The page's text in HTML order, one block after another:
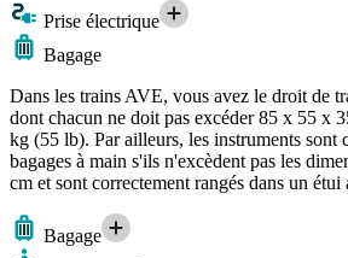
Prise électrique
Bagage
Dans les trains AVE, vous avez le droit de
dont chacun ne doit pas excéder 85 x 55 x
kg (55 lb). Par ailleurs, les instruments sont
bagages à main s'ils n'excèdent pas les
cm et sont correctement rangés dans un étui
Bagage